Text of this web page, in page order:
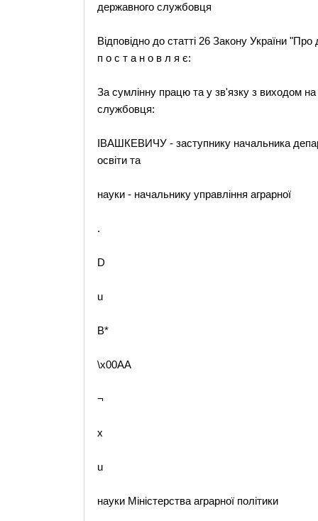
державного службовця
Відповідно до статті 26 Закону України
п о с т а н о в л я є:
За сумлінну працю та у зв'язку з виходом
службовця:
ІВАШКЕВИЧУ - заступнику начальника
освіти та
науки - начальнику управління аграрної
.
D
u
B*
\x00AA
¬
x
u
науки Міністерства аграрної політики